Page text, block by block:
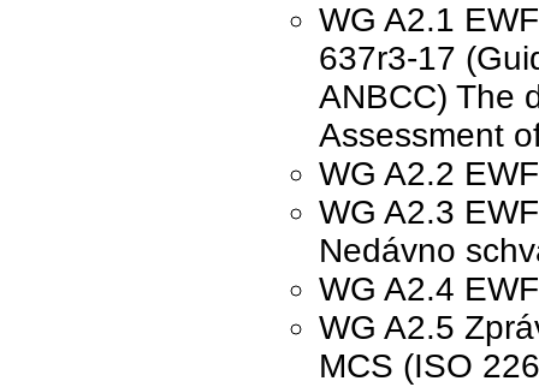
WG A2.1
637r3-17
ANBCC) The
Assessment
WG A2.2
WG A2.3
Nedávno
WG A2.4
WG A2.5
MCS (ISO